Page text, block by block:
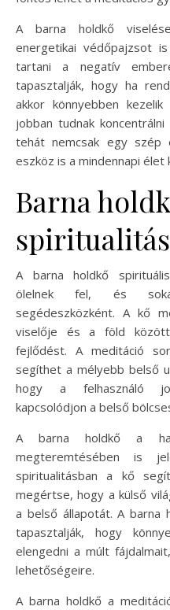
A barna holdkő
energetikai védőpajzsot
tartani a negatív
tapasztalják, hogy ha
akkor könnyebben
jobban tudnak
tehát nemcsak egy szép
eszköz is a mindennapi élet
Barna
spiritualitás
A barna holdkő
ölelnek fel, és
segédeszközként. A kő
viselője és a föld
fejlődést. A meditáció
segíthet a mélyebb belső
hogy a felhasználó
kapcsolódjon a belső
A barna holdkő a
megteremtésében is
spiritualitásban a kő
megértse, hogy a külső
a belső állapotát. A barna
tapasztalják, hogy
elengedni a múlt
lehetőségeire.
A barna holdkő a